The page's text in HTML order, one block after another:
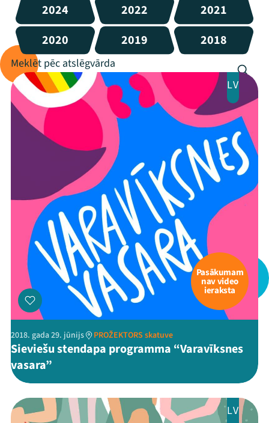
2024 2022
2021
2020
2019 2018
LV
Pasākumam
nav video
ieraksta
2018. gada 29. jūnijs PROŽEKTORS skatuve
Sieviešu stendapa programma “Varavīksnes
vasara”
LV